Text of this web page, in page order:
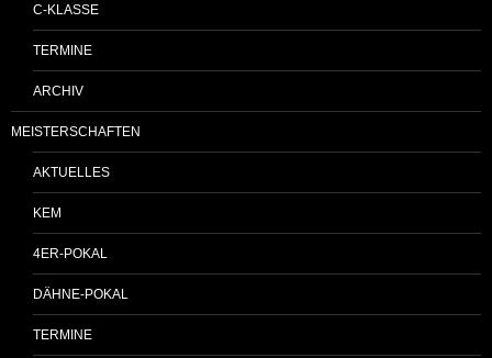
C-KLASSE
TERMINE
ARCHIV
MEISTERSCHAFTEN
AKTUELLES
KEM
4ER-POKAL
DÄHNE-POKAL
TERMINE